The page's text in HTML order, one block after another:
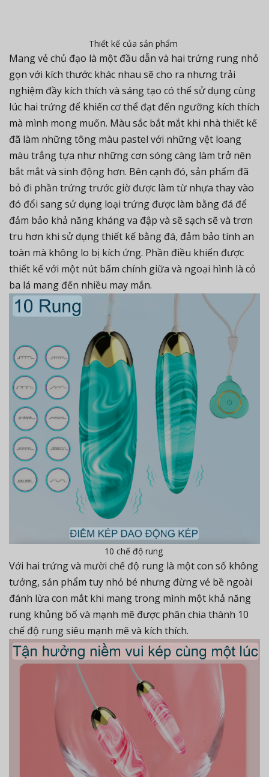
Thiết kế của sản phẩm
Mang vẻ chủ đạo là một đầu dẫn và hai trứng rung nhỏ
gọn với kích thước khác nhau sẽ cho ra nhưng trải
nghiệm đầy kích thích và sáng tạo có thể sử dụng cùng
lúc hai trứng để khiến cơ thể đạt đến ngưỡng kích thích
mà mình mong muốn. Màu sắc bắt mắt khi nhà thiết kế
đã làm những tông màu pastel với những vệt loang
màu trắng tựa như những cơn sóng càng làm trở nên
bắt mắt và sinh động hơn. Bên cạnh đó, sản phẩm đã
bỏ đi phần trứng trước giờ được làm từ nhựa thay vào
đó đổi sang sử dụng loại trứng được làm bằng đá để
đảm bảo khả năng kháng va đập và sẽ sạch sẽ và trơn
tru hơn khi sử dụng thiết kế bằng đá, đảm bảo tính an
toàn mà không lo bị kích ứng. Phần điều khiển được
thiết kế với một nút bấm chính giữa và ngoại hình là cỏ
ba lá mang đến nhiều may mắn.
10 chế độ rung
Với hai trứng và mười chế độ rung là một con số không
tưởng, sản phẩm tuy nhỏ bé nhưng đừng vẻ bề ngoài
đánh lừa con mắt khi mang trong mình một khả năng
rung khủng bố và mạnh mẽ được phân chia thành 10
chế độ rung siêu mạnh mẽ và kích thích.